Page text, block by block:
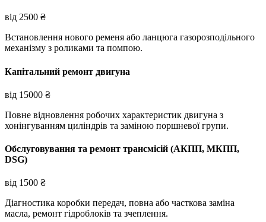
від 2500 ₴
Встановлення нового ременя або ланцюга газорозподільного
механізму з роликами та помпою.
Капітальний ремонт двигуна
від 15000 ₴
Повне відновлення робочих характеристик двигуна з
хонінгуванням циліндрів та заміною поршневої групи.
Обслуговування та ремонт трансмісій (АКПП, МКПП,
DSG)
від 1500 ₴
Діагностика коробки передач, повна або часткова заміна
масла, ремонт гідроблоків та зчеплення.